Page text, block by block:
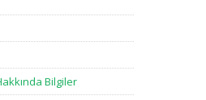
Bilgiler